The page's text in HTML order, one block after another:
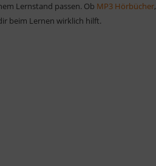
Lernstand passen. Ob MP3 Hörbücher,
beim Lernen wirklich hilft.